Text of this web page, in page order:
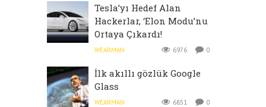
Tesla’yı Hedef Alan
Hackerlar, ‘Elon Modu’nu
Ortaya Çıkardı!
WEARMAN 6976 0
İlk akıllı gözlük Google
Glass
WEARMAN 6851 0